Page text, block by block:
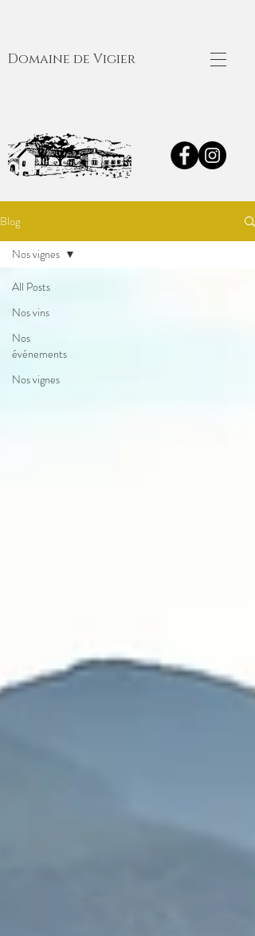
Domaine de Vigier
Blog
All Posts
Nos vins
Nos
événements
Nos vignes
Nos vignes